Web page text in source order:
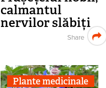
calmantul
nervilor slăbiți
Share
Plante medicinale